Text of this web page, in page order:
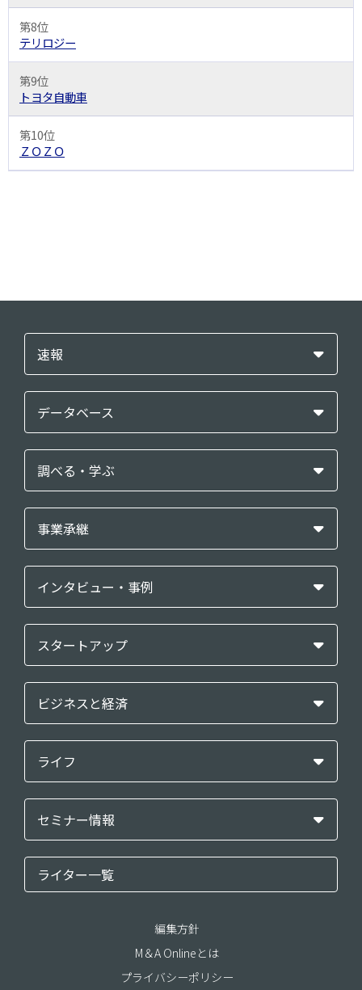
第8位
テリロジー
第9位
トヨタ自動車
第10位
ＺＯＺＯ
速報
データベース
調べる・学ぶ
事業承継
インタビュー・事例
スタートアップ
ビジネスと経済
ライフ
セミナー情報
ライター一覧
編集方針
M＆A Onlineとは
プライバシーポリシー